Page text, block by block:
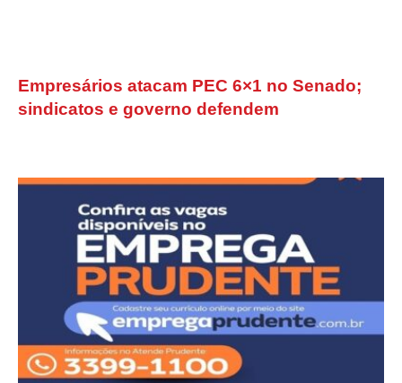
Empresários atacam PEC 6×1 no Senado;
sindicatos e governo defendem